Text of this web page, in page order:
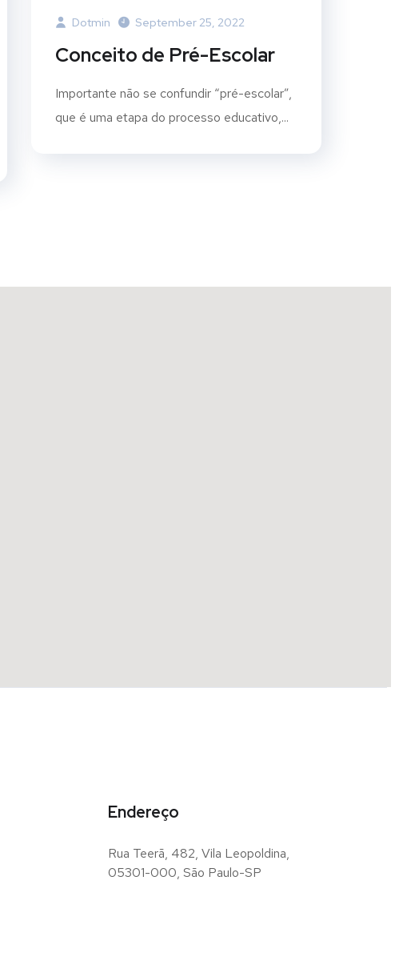
Dotmin September 25, 2022
Conceito de Pré-Escolar
Importante não se confundir “pré-escolar”,
que é uma etapa do processo educativo,...
Endereço
Rua Teerã, 482, Vila Leopoldina,
05301-000, São Paulo-SP